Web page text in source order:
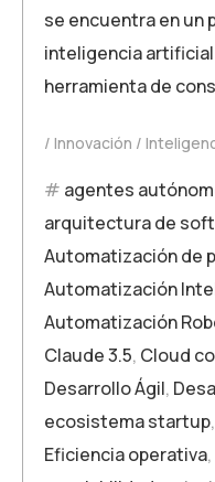
se encuentra en un
inteligencia
herramienta de
Innovación
agentes
arquitectura de
Automatización de
Automatización
Automatización
Claude 3.5, Cloud
Desarrollo Ágil,
ecosistema startup,
Eficiencia operativa,